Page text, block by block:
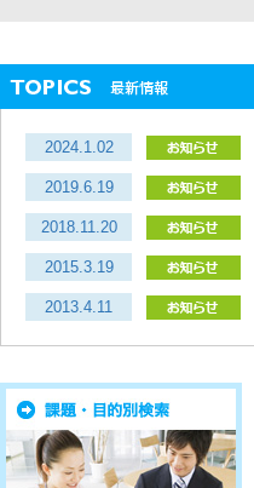
2024.1.02
2019.6.19
2018.11.20
2015.3.19
2013.4.11